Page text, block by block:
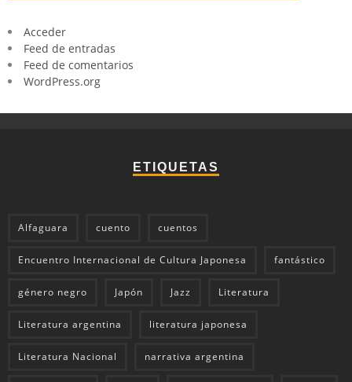
Acceder
Feed de entradas
Feed de comentarios
WordPress.org
ETIQUETAS
Alfaguara cuento cuentos
Encuentro Internacional de Cultura Japonesa fantástico
género negro Japón Jazz Literatura
Literatura argentina literatura japonesa
Literatura Nacional narrativa argentina